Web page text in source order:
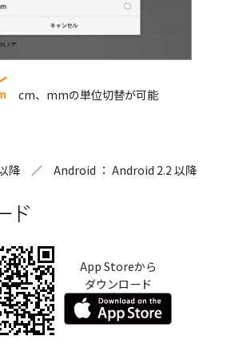
cm、mmの単位切替が可能
以降 ／ Android ： Android 2.2 以降
App Storeから
ダウンロード